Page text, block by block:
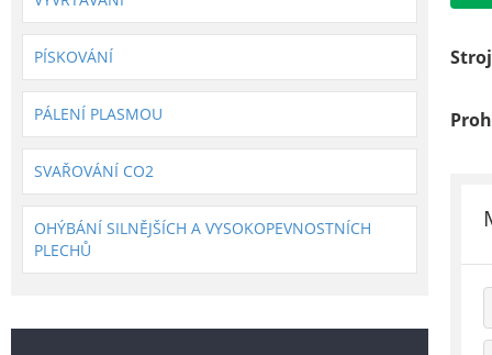
PÍSKOVÁNÍ
PÁLENÍ PLASMOU
SVAŘOVÁNÍ CO2
OHÝBÁNÍ SILNĚJŠÍCH A VYSOKOPEVNOSTNÍCH
PLECHŮ